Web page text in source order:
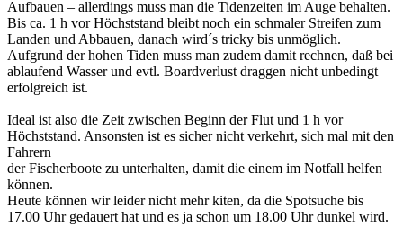
Aufbauen – allerdings muss man die Tidenzeiten im Auge behalten.
Bis ca. 1 h vor Höchststand bleibt noch ein schmaler Streifen zum
Landen und Abbauen, danach wird´s tricky bis unmöglich.
Aufgrund der hohen Tiden muss man zudem damit rechnen, daß bei
ablaufend Wasser und evtl. Boardverlust draggen nicht unbedingt
erfolgreich ist.
Ideal ist also die Zeit zwischen Beginn der Flut und 1 h vor
Höchststand. Ansonsten ist es sicher nicht verkehrt, sich mal mit den
Fahrern
der Fischerboote zu unterhalten, damit die einem im Notfall helfen
können.
Heute können wir leider nicht mehr kiten, da die Spotsuche bis
17.00 Uhr gedauert hat und es ja schon um 18.00 Uhr dunkel wird.